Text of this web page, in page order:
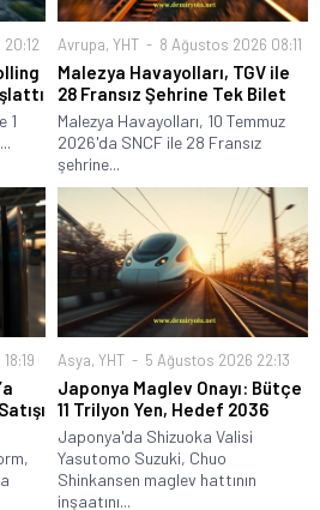
1
Avrupa, YHT 8 Ağustos 2026 08:11
Malezya Havayolları, TGV ile
28 Fransız Şehrine Tek Bilet
Malezya Havayolları, 10 Temmuz
2026'da SNCF ile 28 Fransız
şehrine...
Asya, YHT 5 Ağustos 2026 22:13
Japonya Maglev Onayı: Bütçe
11 Trilyon Yen, Hedef 2036
Japonya'da Shizuoka Valisi
Yasutomo Suzuki, Chuo
Shinkansen maglev hattının
inşaatını...